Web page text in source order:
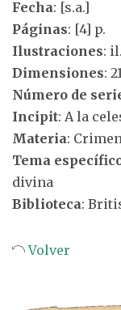
Fecha: [s.a.]
Páginas: [4] p.
Ilustraciones: il.
Dimensiones:
Número de
Incipit: A la
Materia:
Tema
divina
Biblioteca:
Volver